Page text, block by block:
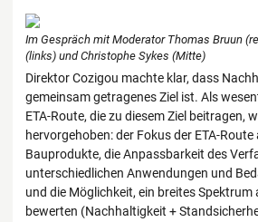
Im Gespräch mit Moderator Thomas Bruun
(links) und Christophe Sykes (Mitte)
Direktor Cozigou machte klar, dass
gemeinsam getragenes Ziel ist. Als
ETA-Route, die zu diesem Ziel beitragen,
hervorgehoben: der Fokus der ETA-
Bauprodukte, die Anpassbarkeit des
unterschiedlichen Anwendungen und
und die Möglichkeit, ein breites Spektrum
bewerten (Nachhaltigkeit +